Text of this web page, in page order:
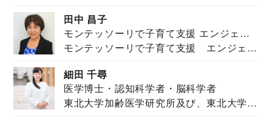
田中 昌子
モンテッソーリで子育て支援 エンジェル
ズハウス研究所所長
モンテッソーリで子育て支援 エンジェル
細田 千尋
医学博士・認知科学者・脳科学者
東北大学加齢医学研究所及び、東北大学大